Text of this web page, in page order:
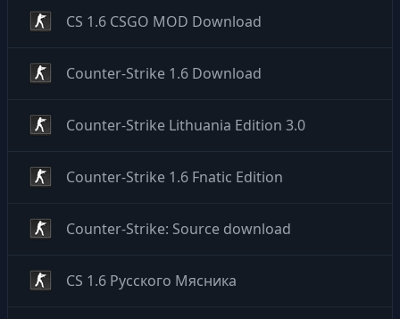
CS 1.6 CSGO MOD Download
Counter-Strike 1.6 Download
Counter-Strike Lithuania Edition 3.0
Counter-Strike 1.6 Fnatic Edition
Counter-Strike: Source download
CS 1.6 Русского Мясника